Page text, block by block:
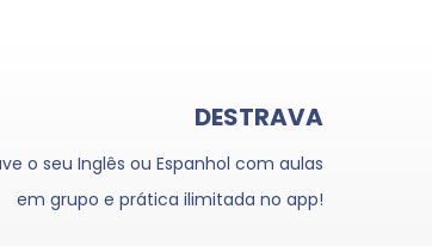
DESTRAVA
o seu Inglês ou Espanhol com aulas
em grupo e prática ilimitada no app!